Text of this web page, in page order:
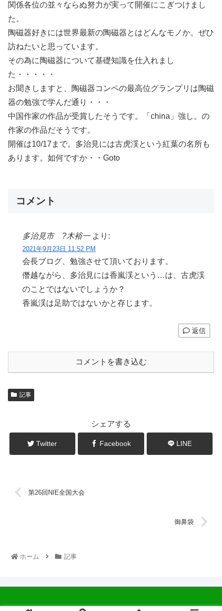
関係各位の並々ならぬ努力が実って開催にこぎつけまし
た。
陶磁器好きには世界最新の陶磁器とはどんなモノか。ぜひ
訪ねたいと思っています。
その為に陶磁器について基礎知識を仕入れまし
た・・・・・
お聞きしますと、陶磁器コンペの最高位グランプリは陶磁
器の勉強で学んだ通り・・・
中国作家の作品が受賞したそうです。「china」強し。の
作家の作品だそうです。
開催は10/17まで。多治見には古虎渓という紅葉の名所も
あります。如何ですか・・Goto
コメント
多治見市 ?木裕一 より:
2021年9月23日 11:52 PM
会長ブログ、勉強させて頂いております。
僭越ながら、多治見には香嵐渓という…は、古虎渓
のことではないでしょうか？
香嵐渓は足助ではないかと存じます。
返信
コメントを書き込む
記事
シェアする
Twitter Facebook LINE
第26回NIE全国大会
御鼻袋
ホーム 記事